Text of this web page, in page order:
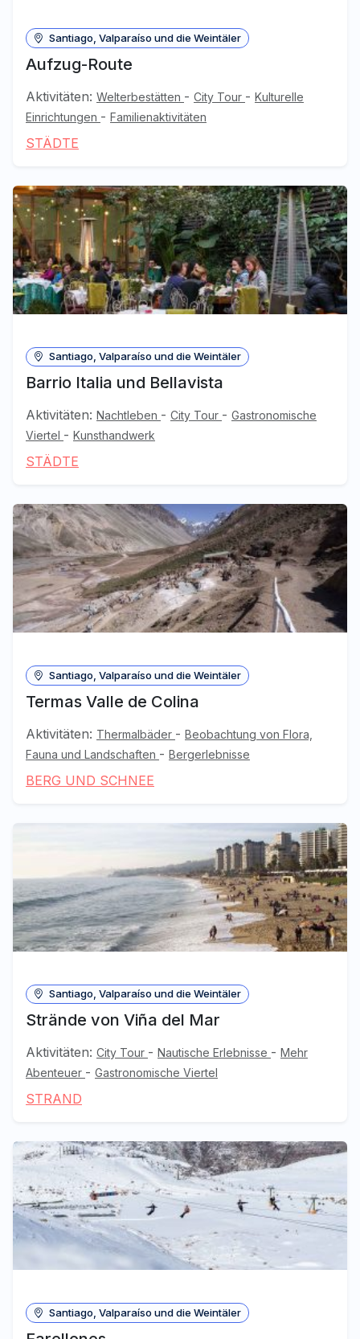
Santiago, Valparaíso und die Weintäler
Aufzug-Route
Aktivitäten: Welterbestätten - City Tour - Kulturelle
Einrichtungen - Familienaktivitäten
STÄDTE
Santiago, Valparaíso und die Weintäler
Barrio Italia und Bellavista
Aktivitäten: Nachtleben - City Tour - Gastronomische
Viertel - Kunsthandwerk
STÄDTE
Santiago, Valparaíso und die Weintäler
Termas Valle de Colina
Aktivitäten: Thermalbäder - Beobachtung von Flora,
Fauna und Landschaften - Bergerlebnisse
BERG UND SCHNEE
Santiago, Valparaíso und die Weintäler
Strände von Viña del Mar
Aktivitäten: City Tour - Nautische Erlebnisse - Mehr
Abenteuer - Gastronomische Viertel
STRAND
Santiago, Valparaíso und die Weintäler